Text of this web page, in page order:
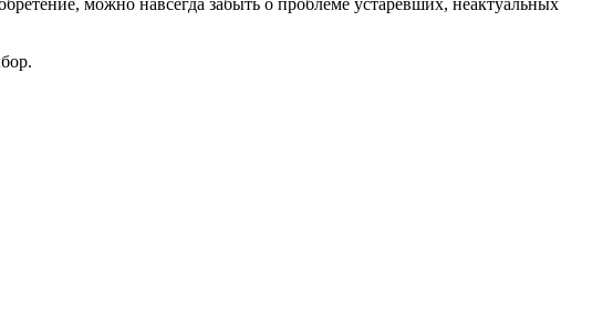
можно навсегда забыть о проблеме устаревших, неактуальных